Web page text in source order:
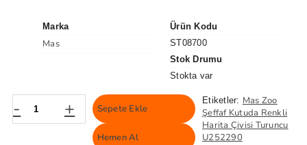
Marka
Mas
Ürün Kodu
ST08700
Stok Drumu
Stokta var
- + Sepete Ekle
Hemen Al
Etiketler: Mas Zoo
Şeffaf Kutuda Renkli
Harita Çivisi Turuncu
U252290